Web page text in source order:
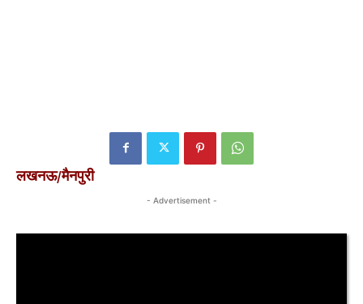
लखनऊ/मैनपुरी
- Advertisement -